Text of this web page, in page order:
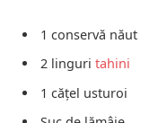
1 conservă năut
2 linguri tahini
1 cățel usturoi